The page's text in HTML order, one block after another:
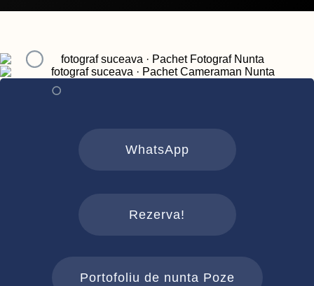
WhatsApp
Rezerva!
Portofoliu de nunta Poze